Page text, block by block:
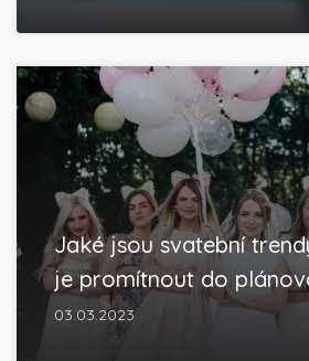
Jaké jsou svatební
je promítnout do
03.03.2023